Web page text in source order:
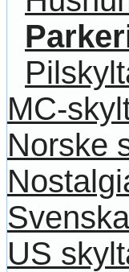
MC-
Norske
US